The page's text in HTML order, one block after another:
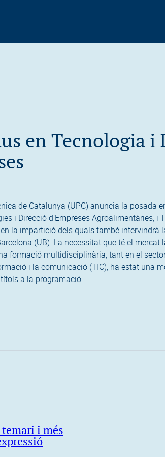
en Tecnologia i
de Catalunya (UPC) anuncia la posada
i Direcció d’Empreses Agroalimentàries, i
la impartició dels quals també intervindrà
(UB). La necessitat que té el
formació multidisciplinària, tant en el
i la comunicació (TIC), ha estat una
a la programació.
temari i més